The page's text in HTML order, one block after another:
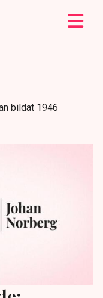
bildat 1946